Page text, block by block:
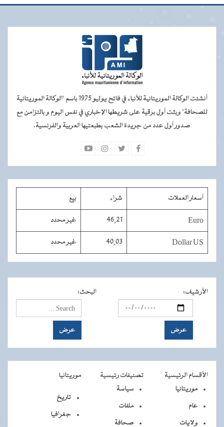
أنشئت الوكالة الموريتانية للأنباء في فاتح يوليو 1975 باسم "الوكالة الموريتانية
للصحافة" وبثت أول برقية على شريطها الإخباري في نفس اليوم و بالتزامن مع
صدور أول عدد من جريدة الشعب بطبعتيها العربية والفرنسية.
أسعار العملات شراء بيع
Euro
46,21 غير محدد
Dollar US
40,03 غير محدد
الأرشيف: البحث:
الأقسام الرئيسية تصنيفات رئيسية
موريتانيا
موريتانيا
عام
ولايات
سياسة
ملفات
صحافة
تاريخ
جغرافيا